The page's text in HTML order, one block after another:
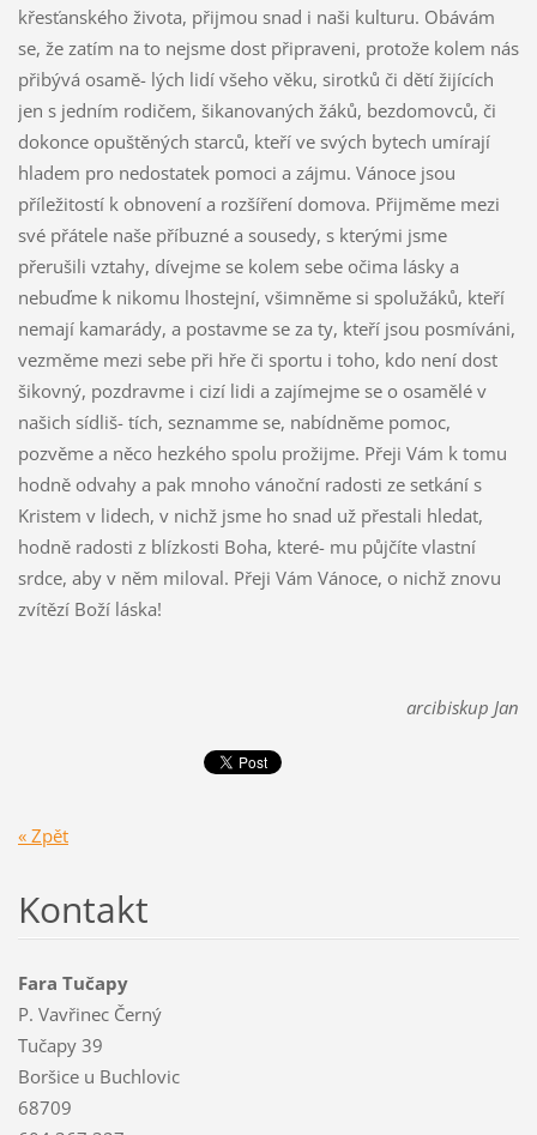
křesťanského života, přijmou snad i naši kulturu. Obávám
se, že zatím na to nejsme dost připraveni, protože kolem nás
přibývá osamě- lých lidí všeho věku, sirotků či dětí žijících
jen s jedním rodičem, šikanovaných žáků, bezdomovců, či
dokonce opuštěných starců, kteří ve svých bytech umírají
hladem pro nedostatek pomoci a zájmu. Vánoce jsou
příležitostí k obnovení a rozšíření domova. Přijměme mezi
své přátele naše příbuzné a sousedy, s kterými jsme
přerušili vztahy, dívejme se kolem sebe očima lásky a
nebuďme k nikomu lhostejní, všimněme si spolužáků, kteří
nemají kamarády, a postavme se za ty, kteří jsou posmíváni,
vezměme mezi sebe při hře či sportu i toho, kdo není dost
šikovný, pozdravme i cizí lidi a zajímejme se o osamělé v
našich sídliš- tích, seznamme se, nabídněme pomoc,
pozvěme a něco hezkého spolu prožijme. Přeji Vám k tomu
hodně odvahy a pak mnoho vánoční radosti ze setkání s
Kristem v lidech, v nichž jsme ho snad už přestali hledat,
hodně radosti z blízkosti Boha, které- mu půjčíte vlastní
srdce, aby v něm miloval. Přeji Vám Vánoce, o nichž znovu
zvítězí Boží láska!
arcibiskup Jan
« Zpět
Kontakt
Fara Tučapy
P. Vavřinec Černý
Tučapy 39
Boršice u Buchlovic
68709